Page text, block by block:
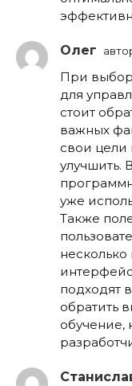
Олег
При
для
стоит
важных
свои цели
улучшить.
уже
Также
несколько
подходят
обратить
обучение,